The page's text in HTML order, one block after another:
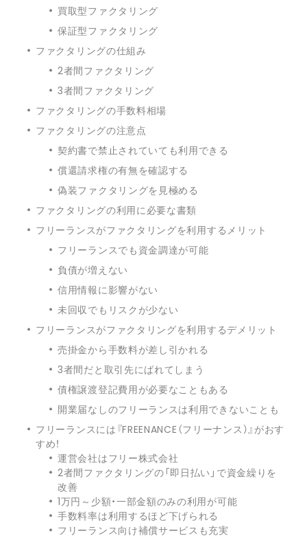
買取型ファクタリング
保証型ファクタリング
ファクタリングの仕組み
2者間ファクタリング
3者間ファクタリング
ファクタリングの手数料相場
ファクタリングの注意点
契約書で禁止されていても利用できる
償還請求権の有無を確認する
偽装ファクタリングを見極める
ファクタリングの利用に必要な書類
フリーランスがファクタリングを利用するメリット
フリーランスでも資金調達が可能
負債が増えない
信用情報に影響がない
未回収でもリスクが少ない
フリーランスがファクタリングを利用するデメリット
売掛金から手数料が差し引かれる
3者間だと取引先にばれてしまう
債権譲渡登記費用が必要なこともある
開業届なしのフリーランスは利用できないことも
フリーランスには『FREENANCE（フリーナンス）』がおす
すめ！
運営会社はフリー株式会社
2者間ファクタリングの「即日払い」で資金繰りを
改善
1万円～少額・一部金額のみの利用が可能
手数料率は利用するほど下げられる
フリーランス向け補償サービスも充実